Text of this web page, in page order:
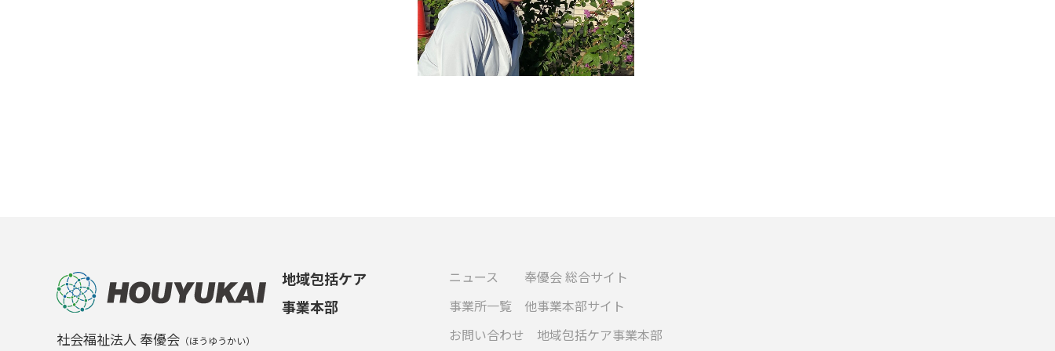
地域包括ケア
事業本部
社会福祉法人 奉優会 （ほうゆうかい）
ニュース
事業所一覧
お問い合わせ
奉優会 総合サイト
他事業本部サイト
地域包括ケア事業本部